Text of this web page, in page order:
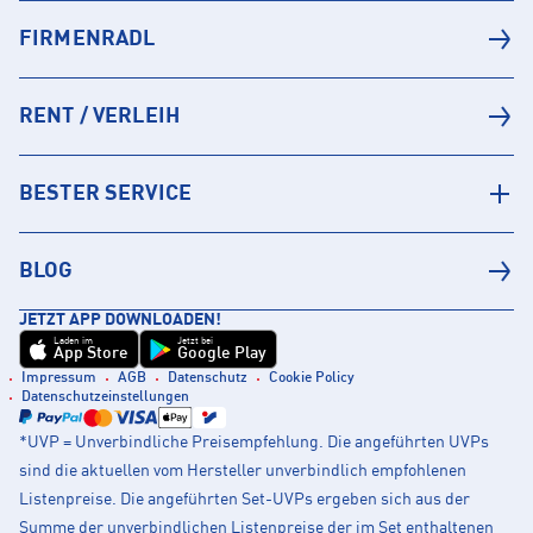
FIRMENRADL
RENT / VERLEIH
BESTER SERVICE
BLOG
JETZT APP DOWNLOADEN!
Laden im
App Store
Jetzt bei
Google Play
Impressum AGB Datenschutz
Cookie Policy
Datenschutzeinstellungen
*UVP = Unverbindliche Preisempfehlung. Die angeführten UVPs
sind die aktuellen vom Hersteller unverbindlich empfohlenen
Listenpreise. Die angeführten Set-UVPs ergeben sich aus der
Summe der unverbindlichen Listenpreise der im Set enthaltenen